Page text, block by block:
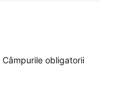
Câmpurile obligatorii